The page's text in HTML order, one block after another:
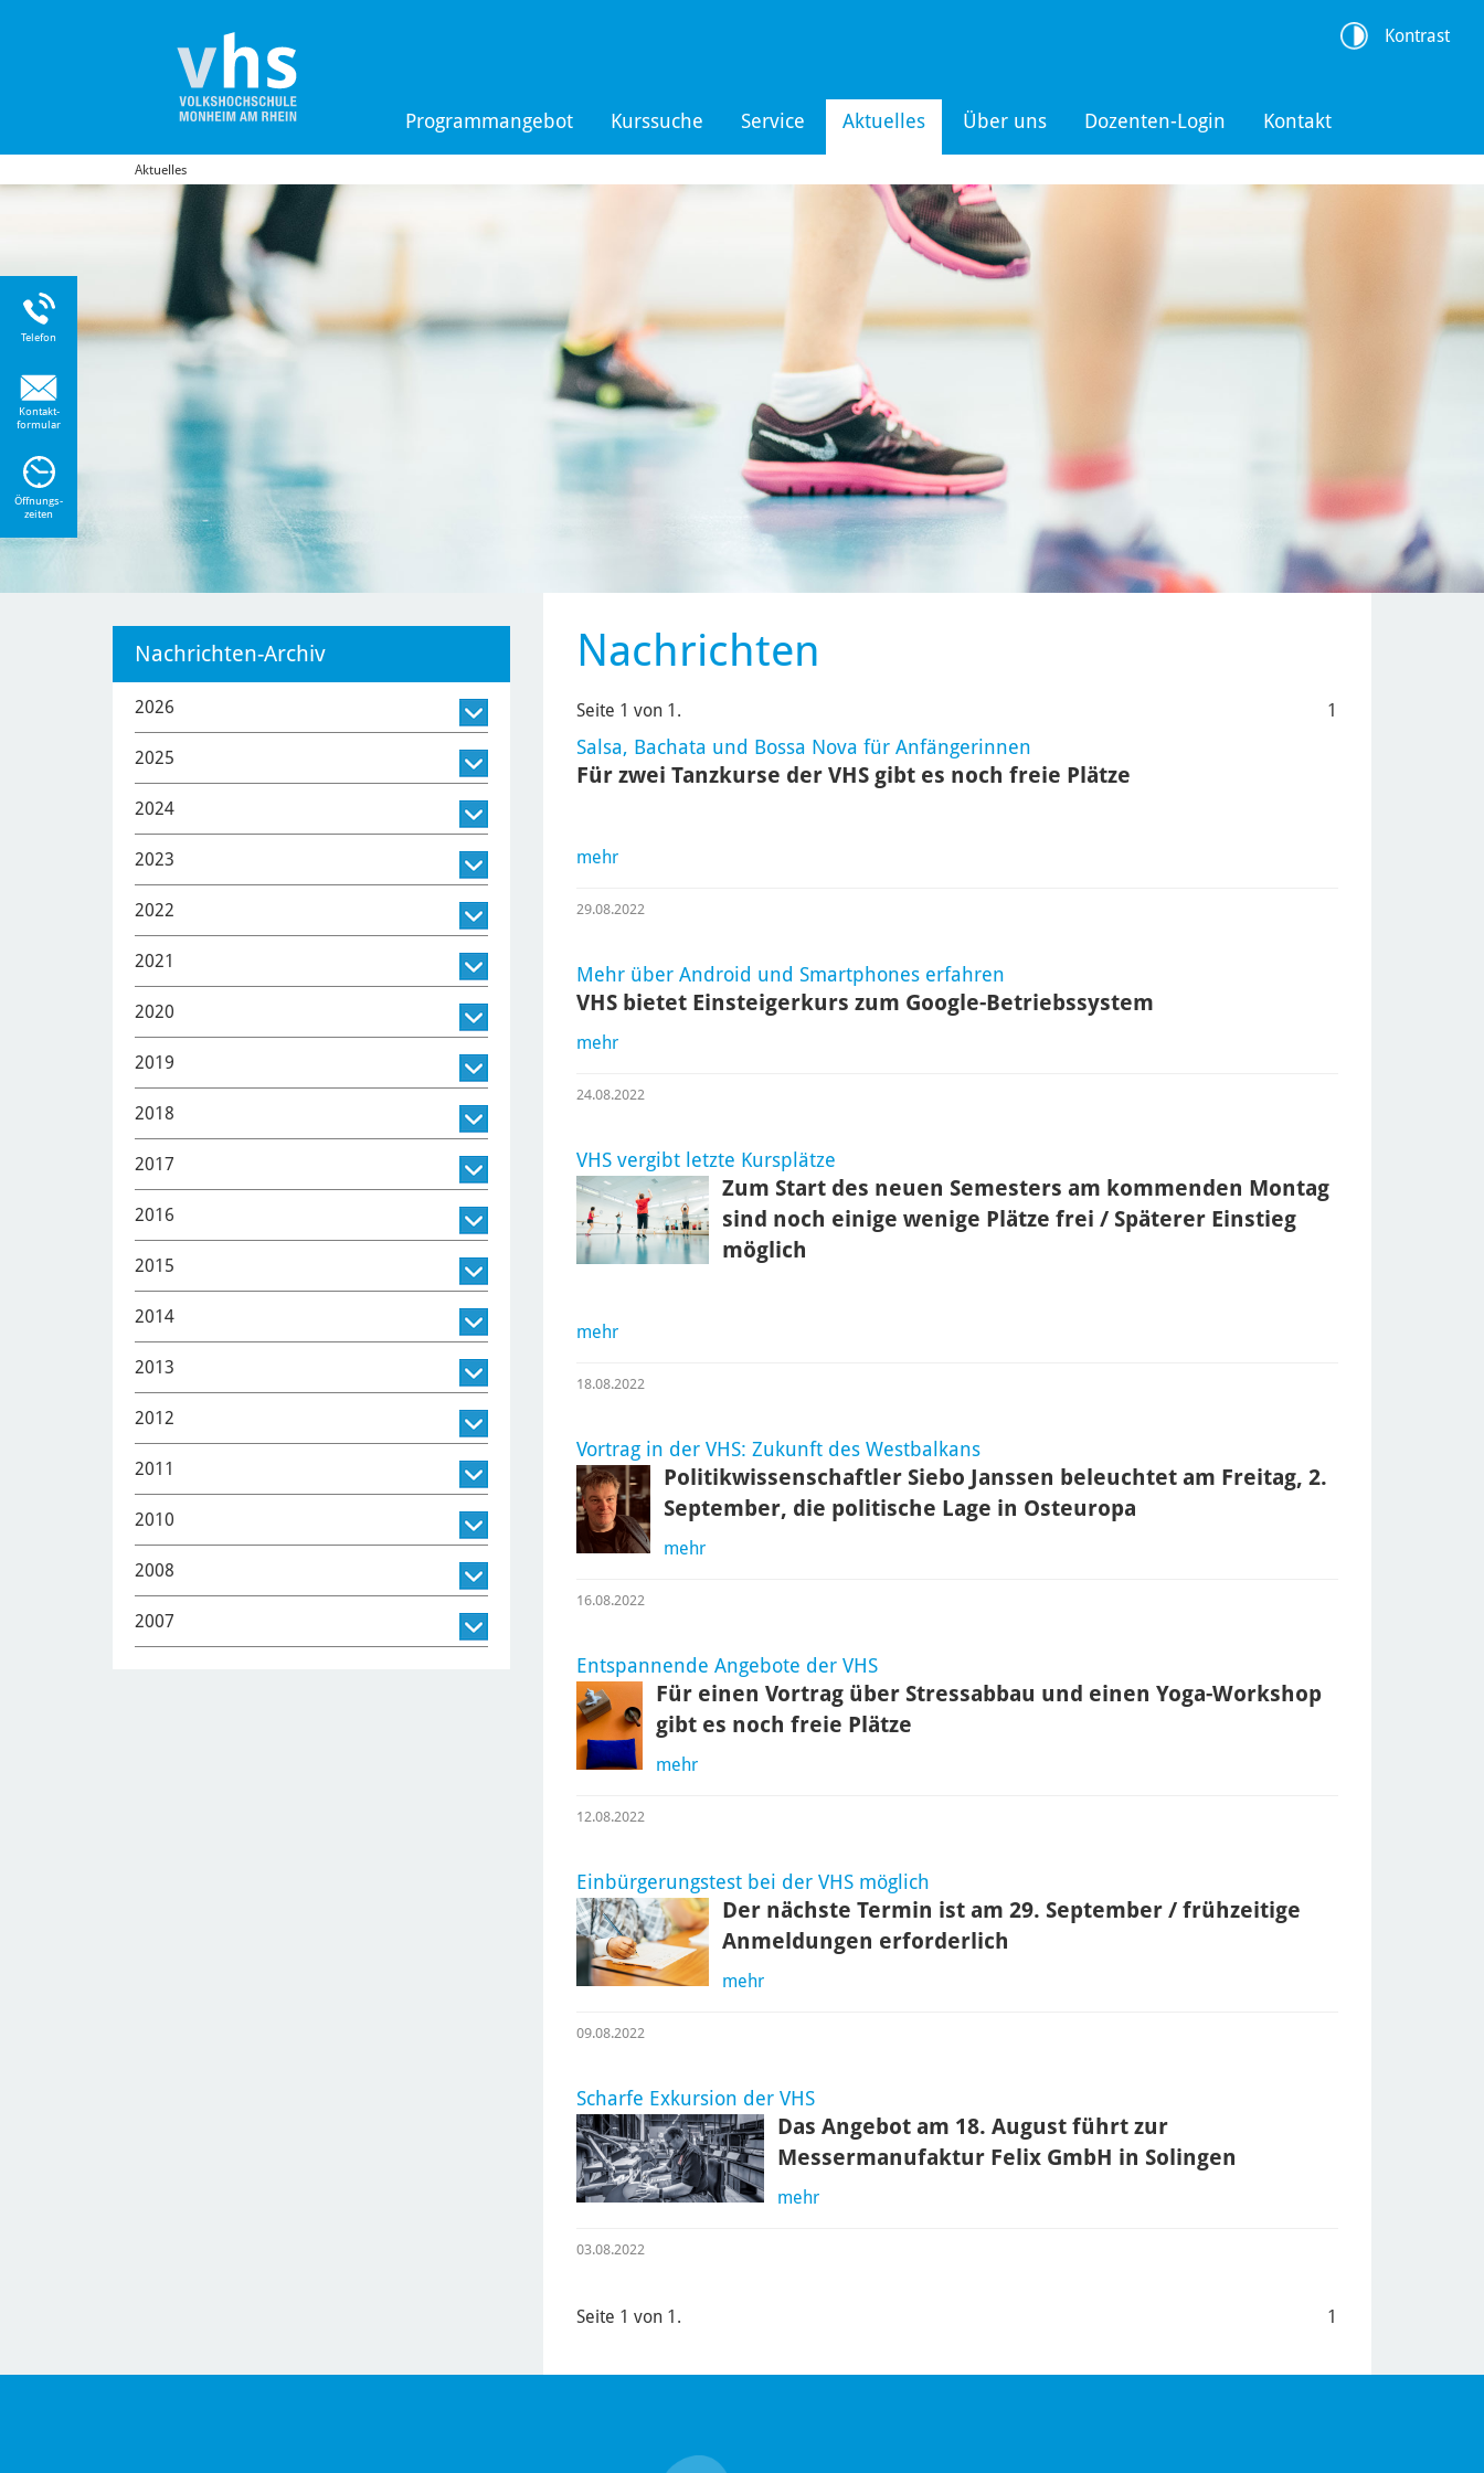
Programmangebot Kurssuche Service Aktuelles Über uns Dozenten-Login Kontakt
Kontrast
Aktuelles
Nachrichten
Seite 1 von 1. 1
Salsa, Bachata und Bossa Nova für Anfängerinnen
Für zwei Tanzkurse der VHS gibt es noch freie Plätze
mehr
29.08.2022
Mehr über Android und Smartphones erfahren
VHS bietet Einsteigerkurs zum Google-Betriebssystem
mehr
24.08.2022
VHS vergibt letzte Kursplätze
Zum Start des neuen Semesters am kommenden Montag
sind noch einige wenige Plätze frei / Späterer Einstieg
möglich
mehr
18.08.2022
Vortrag in der VHS: Zukunft des Westbalkans
Politikwissenschaftler Siebo Janssen beleuchtet am Freitag, 2.
September, die politische Lage in Osteuropa
mehr
16.08.2022
Entspannende Angebote der VHS
Für einen Vortrag über Stressabbau und einen Yoga-Workshop
gibt es noch freie Plätze
mehr
12.08.2022
Einbürgerungstest bei der VHS möglich
Der nächste Termin ist am 29. September / frühzeitige
Anmeldungen erforderlich
mehr
09.08.2022
Scharfe Exkursion der VHS
Das Angebot am 18. August führt zur
Messermanufaktur Felix GmbH in Solingen
mehr
03.08.2022
Seite 1 von 1. 1
Nachrichten-Archiv
2026
2025
2024
2023
2022
2021
2020
2019
2018
2017
2016
2015
2014
2013
2012
2011
2010
2008
2007
Telefon
Kontakt-
formular
Öffnungs-
zeiten